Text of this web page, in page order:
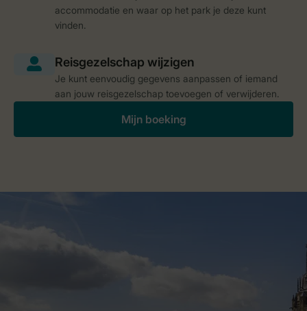
accommodatie en waar op het park je deze kunt
vinden.
Je kunt eenvoudig gegevens aanpassen of iemand
aan jouw reisgezelschap toevoegen of verwijderen.
Mijn boeking